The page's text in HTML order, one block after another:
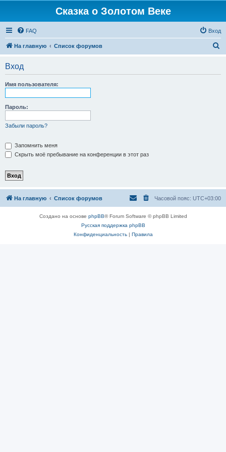
Сказка о Золотом Веке
FAQ Вход
На главную Список форумов
Вход
Имя пользователя:
Пароль:
Забыли пароль?
Запомнить меня
Скрыть моё пребывание на конференции в этот раз
На главную Список форумов Часовой пояс: UTC+03:00
Создано на основе phpBB® Forum Software © phpBB Limited
Русская поддержка phpBB
Конфиденциальность| Правила